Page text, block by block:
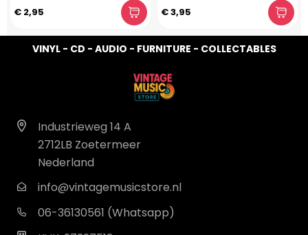
€ 2,95 € 3,95
VINYL - CD - AUDIO - FURNITURE - COLLECTABLES
Industrieweg 14 A
2712LB Zoetermeer
Nederland
info@vintagemusicstore.nl
06-36130561 (Whatsapp)